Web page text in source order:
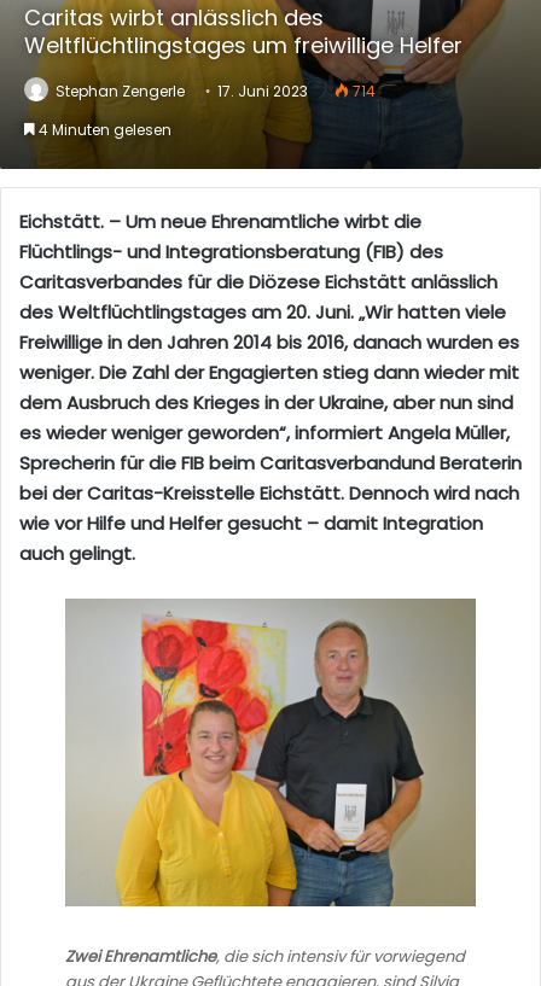
Caritas wirbt anlässlich des
Weltflüchtlingstages um freiwillige Helfer
Stephan Zengerle 17. Juni 2023
714
4 Minuten gelesen
Eichstätt. –Um neue Ehrenamtliche wirbt die
Flüchtlings- und Integrationsberatung (FIB) des
Caritasverbandes für die Diözese Eichstätt anlässlich
des Weltflüchtlingstages am 20. Juni. „Wir hatten viele
Freiwillige in den Jahren 2014 bis 2016, danachwurden es
weniger. Die Zahl der Engagierten stieg dannwieder mit
dem Ausbruch des Krieges in der Ukraine, aber nun sind
es wieder weniger geworden“, informiertAngela Müller,
Sprecherin für die FIB beim Caritasverbandund Beraterin
bei der Caritas-Kreisstelle Eichstätt. Dennoch wird nach
wie vor Hilfe und Helfer gesucht – damit Integration
auch gelingt.
Zwei Ehrenamtliche, die sich intensiv für vorwiegend